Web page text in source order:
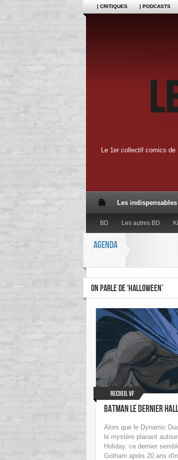
| CRITIQUES | PODCASTS
Le 1er collectif comics de
Les indispensables
BD Les autres BD
AGENDA
ON PARLE DE ‘HALLOWEEN’
Recueil VF
Batman le Dernier
Alors que le Dynamic
le mystère planant
Holiday, ce dernier
Gotham après 20 ans